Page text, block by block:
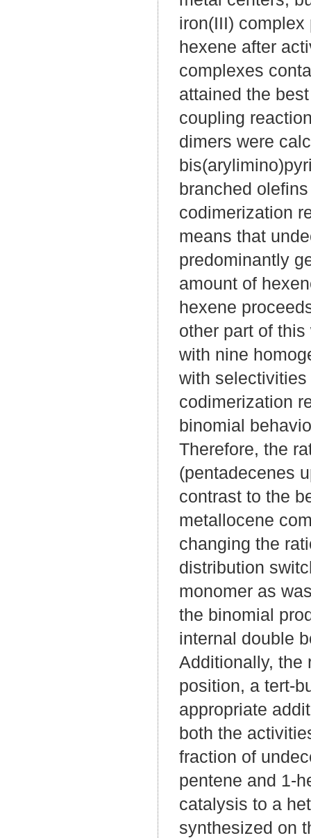
iron(III)
hexene after
complexes
attained the
coupling
dimers were
branched
codimerization
means that
predominantly
amount of
hexene
other part of
with nine
with
codimerization
binomial
Therefore, the
(pentadecenes
contrast to the
metallocene
changing the
distribution
monomer as
the binomial
internal double
Additionally, the
position, a tert-
appropriate
both the
fraction of
pentene and 1-
catalysis to a
synthesized on